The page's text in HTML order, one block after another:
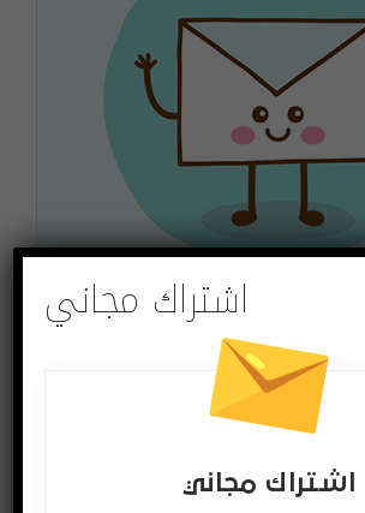
اشتراك مجاني
وللمشاركة في المسابقات ادخل بريدك
الالكتروني
الغاء الاشتراك ساعة ما تشاء
اشتراك مجاني
اشتراك مجاني